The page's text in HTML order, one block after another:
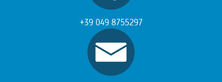
+39 049 8755297